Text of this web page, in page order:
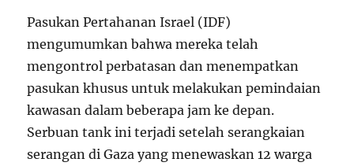
Pasukan Pertahanan Israel (IDF)
mengumumkan bahwa mereka telah
mengontrol perbatasan dan menempatkan
pasukan khusus untuk melakukan pemindaian
kawasan dalam beberapa jam ke depan.
Serbuan tank ini terjadi setelah serangkaian
serangan di Gaza yang menewaskan 12 warga